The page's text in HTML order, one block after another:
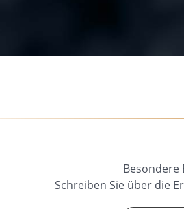
Besondere
Schreiben Sie über die